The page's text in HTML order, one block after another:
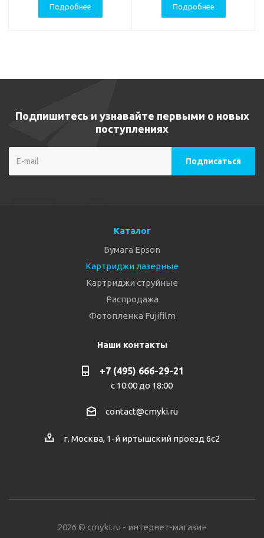
Подробнее Подробнее
Подпишитесь и узнавайте первыми о новых
поступлениях
Каталог
Бумага Epson
Картриджи лазерные
Картриджи струйные
Распродажа
Фотопленка Fujifilm
Наши контакты
+7 (495) 666-29-21
с 10:00 до 18:00
contact@cmyki.ru
г. Москва, 1-й иртышский проезд 6с2
2026 © cmyki.ru - интернет-магазин